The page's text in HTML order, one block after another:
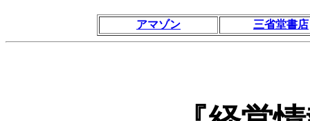
アマゾン 三省堂書店